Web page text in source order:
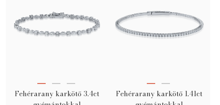
Fehérarany karkötő 3.4ct
Fehérarany karkötő 1.41ct